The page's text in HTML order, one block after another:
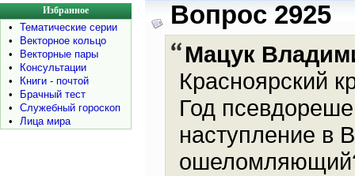
Избранное
•
Тематические серии
•
Векторное кольцо
•
Векторные пары
•
Консультации
•
Книги - почтой
•
Брачный тест
•
Служебный гороскоп
•
Лица мира
Вопрос 2925
Мацук
Красноярский
Год
наступление в